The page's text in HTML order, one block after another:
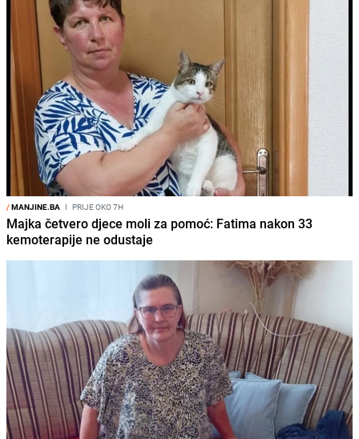
/MANJINE.BA I PRIJE OKO 7H
Majka četvero djece moli za pomoć: Fatima nakon 33
kemoterapije ne odustaje